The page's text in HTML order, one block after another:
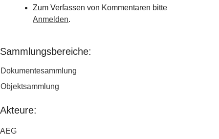
Zum Verfassen von Kommentaren bitte
Anmelden.
Sammlungsbereiche:
Dokumentesammlung
Objektsammlung
Akteure:
AEG